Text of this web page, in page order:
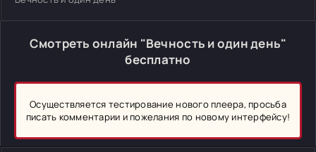
Смотреть онлайн "Вечность и один день"
бесплатно
Осуществляется тестирование нового плеера, просьба
писать комментарии и пожелания по новому интерфейсу!